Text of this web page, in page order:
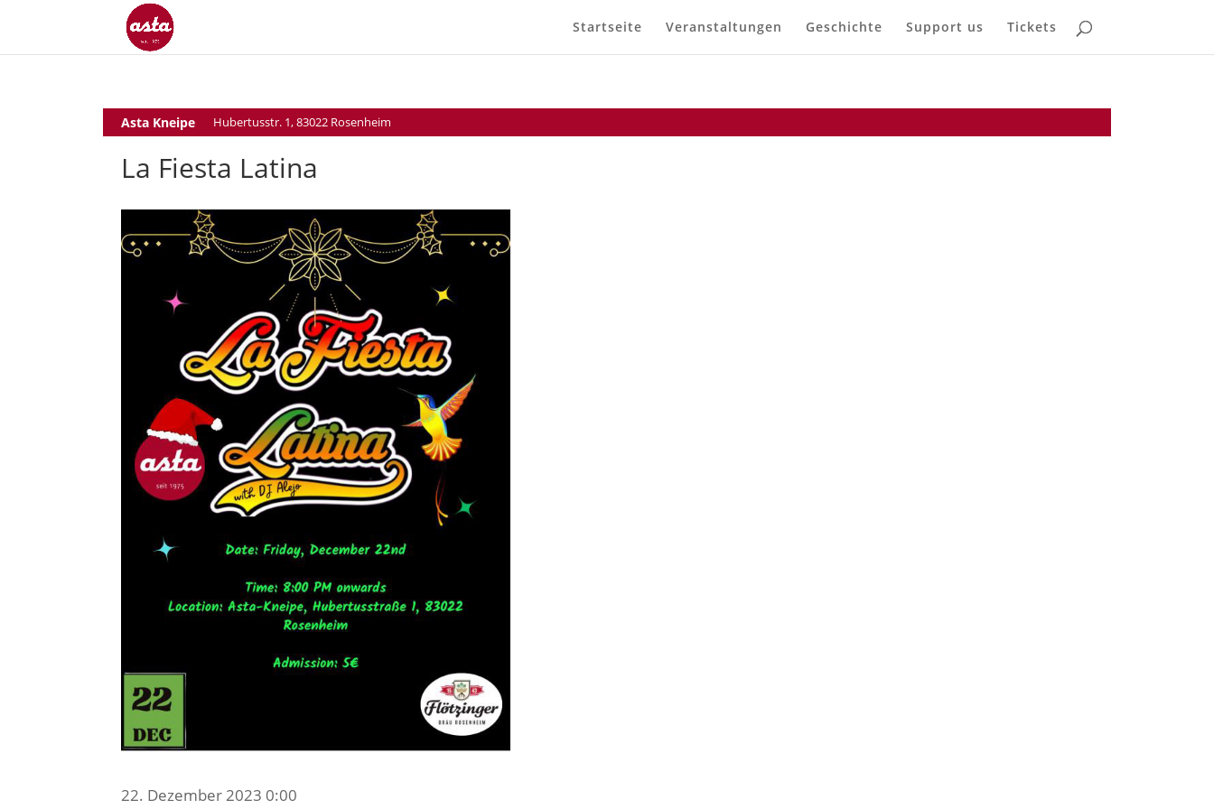
Startseite Veranstaltungen Geschichte Support us Tickets
Asta Kneipe Hubertusstr. 1, 83022 Rosenheim
La Fiesta Latina
22. Dezember 2023 0:00